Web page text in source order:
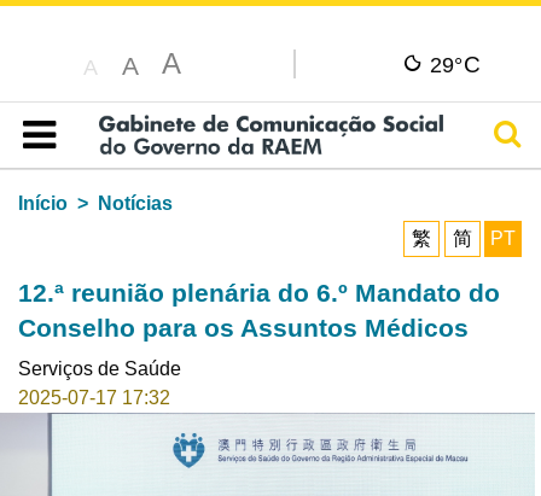
A A A 29°C
Índice
Início
Notícias
繁
简 PT
12.ª reunião plenária do 6.º Mandato do
Conselho para os Assuntos Médicos
Serviços de Saúde
2025-07-17 17:32